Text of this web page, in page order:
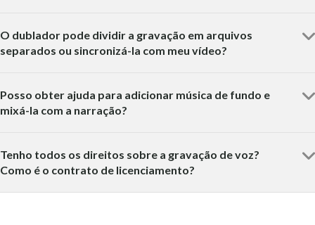
O dublador pode dividir a gravação em arquivos
separados ou sincronizá-la com meu vídeo?
Posso obter ajuda para adicionar música de fundo e
mixá-la com a narração?
Tenho todos os direitos sobre a gravação de voz?
Como é o contrato de licenciamento?